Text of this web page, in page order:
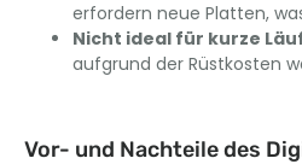
erfordern neue Platten,
Nicht ideal für kurze
aufgrund der Rüstkosten
Vor- und Nachteile des